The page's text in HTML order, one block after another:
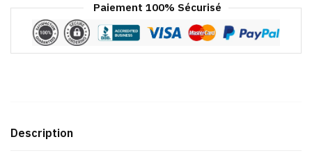
Paiement 100% Sécurisé
Description